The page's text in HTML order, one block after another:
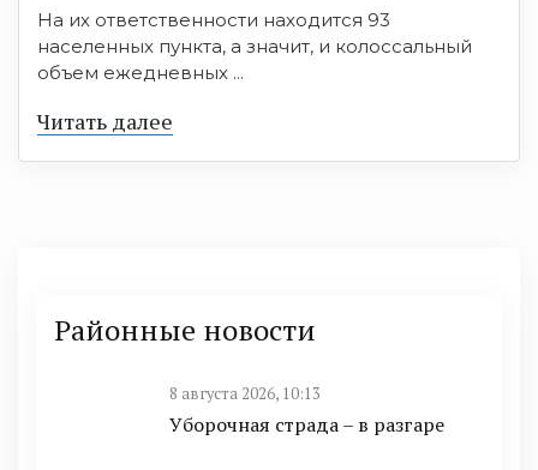
На их ответственности находится 93
населенных пункта, а значит, и колоссальный
объем ежедневных ...
Читать далее
Районные новости
8 августа 2026, 10:13
Уборочная страда – в разгаре